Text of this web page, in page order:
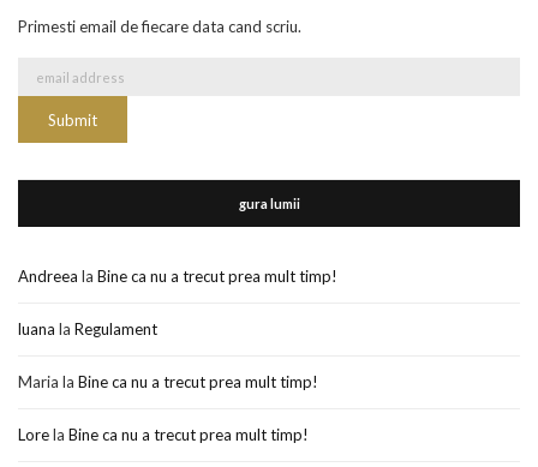
Primesti email de fiecare data cand scriu.
gura lumii
Andreea la Bine ca nu a trecut prea mult timp!
luana la Regulament
Maria la Bine ca nu a trecut prea mult timp!
Lorela Bine ca nu a trecut prea mult timp!